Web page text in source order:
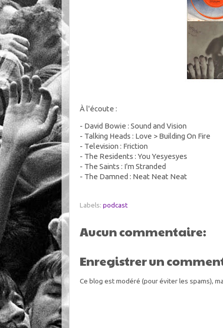
À l'écoute :
- David Bowie : Sound and Vision
- Talking Heads : Love > Building On Fire
- Television : Friction
- The Residents : You Yesyesyes
- The Saints : I'm Stranded
- The Damned : Neat Neat Neat
Labels: podcast
Aucun commentaire:
Enregistrer un
Ce blog est modéré (pour éviter les spams),